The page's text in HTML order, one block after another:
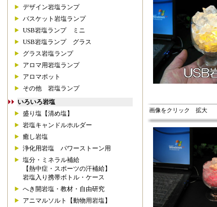
デザイン岩塩ランプ
バスケット岩塩ランプ
USB岩塩ランプ ミニ
USB岩塩ランプ グラス
グラス岩塩ランプ
アロマ用岩塩ランプ
アロマポット
その他 岩塩ランプ
いろいろ岩塩
盛り塩【清め塩】
岩塩キャンドルホルダー
癒し岩塩
浄化用岩塩 パワーストーン用
塩分・ミネラル補給
【熱中症・スポーツの汗補給】
岩塩入り携帯ボトル・ケース
へき開岩塩・教材・自由研究
アニマルソルト【動物用岩塩】
画像をクリック 拡大